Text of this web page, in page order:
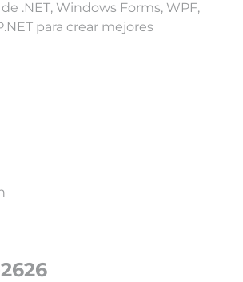
.NET, Windows Forms, WPF,
para crear mejores